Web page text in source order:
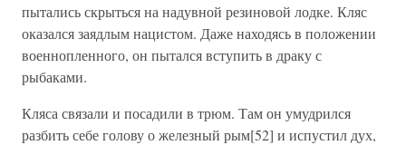
пытались скрыться на надувной резиновой лодке. Кляс
оказался заядлым нацистом. Даже находясь в положении
военнопленного, он пытался вступить в драку с
рыбаками.
Кляса связали и посадили в трюм. Там он умудрился
разбить себе голову о железный рым[52] и испустил дух,